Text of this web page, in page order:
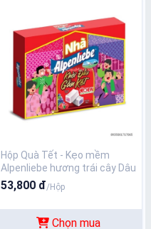
Hộp Quà Tết - Kẹo mềm
Alpenliebe hương trái cây Dâu
và Nho (Hộp 48 viên)
53,800 đ/Hộp
Chọn mua